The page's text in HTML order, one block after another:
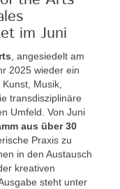
im Juni
, angesiedelt am
2025 wieder ein
Musik,
transdisziplinäre
Umfeld. Von Juni
aus über 30
Praxis zu
in den Austausch
kreativen
steht unter